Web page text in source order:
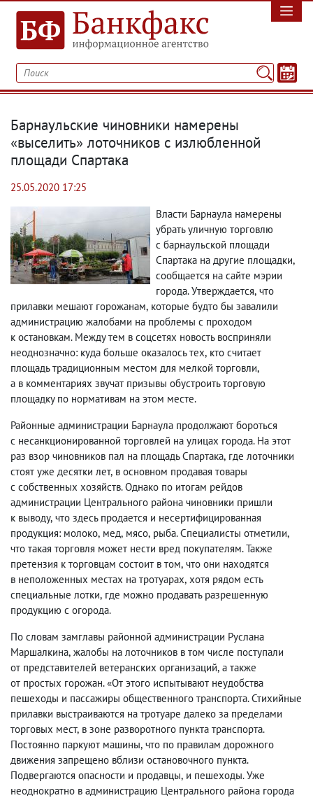
Барнаульские чиновники намерены
«выселить» лоточников с излюбленной
площади Спартака
25.05.2020 17:25
Власти Барнаула намерены
убрать уличную торговлю
с барнаульской площади
Спартака на другие площадки,
сообщается на сайте мэрии
города. Утверждается, что
прилавки мешают горожанам, которые будто бы завалили
администрацию жалобами на проблемы с проходом
к остановкам. Между тем в соцсетях новость восприняли
неоднозначно: куда больше оказалось тех, кто считает
площадь традиционным местом для мелкой торговли,
а в комментариях звучат призывы обустроить торговую
площадку по нормативам на этом месте.
Районные администрации Барнаула продолжают бороться
с несанкционированной торговлей на улицах города. На этот
раз взор чиновников пал на площадь Спартака, где лоточники
стоят уже десятки лет, в основном продавая товары
с собственных хозяйств. Однако по итогам рейдов
администрации Центрального района чиновники пришли
к выводу, что здесь продается и несертифицированная
продукция: молоко, мед, мясо, рыба. Специалисты отметили,
что такая торговля может нести вред покупателям. Также
претензия к торговцам состоит в том, что они находятся
в неположенных местах на тротуарах, хотя рядом есть
специальные лотки, где можно продавать разрешенную
продукцию с огорода.
По словам замглавы районной администрации Руслана
Маршалкина, жалобы на лоточников в том числе поступали
от представителей ветеранских организаций, а также
от простых горожан. «От этого испытывают неудобства
пешеходы и пассажиры общественного транспорта. Стихийные
прилавки выстраиваются на тротуаре далеко за пределами
торговых мест, в зоне разворотного пункта транспорта.
Постоянно паркуют машины, что по правилам дорожного
движения запрещено вблизи остановочного пункта.
Подвергаются опасности и продавцы, и пешеходы. Уже
неоднократно в администрацию Центрального района города